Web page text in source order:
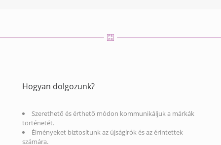
Hogyan dolgozunk?
Szerethető és érthető módon kommunikáljuk a márkák
történetét.
Élményeket biztosítunk az újságírók és az érintettek
számára.